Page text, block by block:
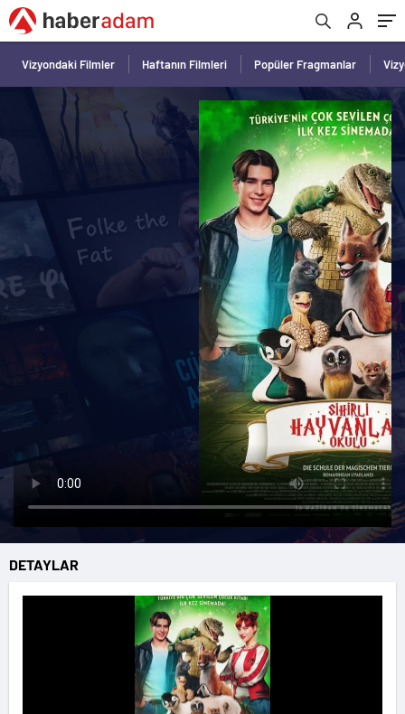
Vizyondaki Filmler Haftanın Filmleri Popüler Fragmanlar
DETAYLAR